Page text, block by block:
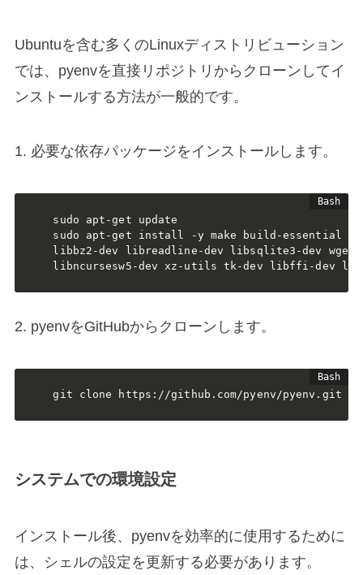
Ubuntuを含む多くのLinuxディストリビューション
では、pyenvを直接リポジトリからクローンしてイ
ンストールする方法が一般的です。
1. 必要な依存パッケージをインストールします。
sudo apt-get update
sudo apt-get install -y make build-essential
libbz2-dev libreadline-dev libsqlite3-dev
libncursesw5-dev xz-utils tk-dev libffi-dev
2. pyenvをGitHubからクローンします。
git clone https://github.com/pyenv/pyenv.git ~/
システムでの環境設定
インストール後、pyenvを効率的に使用するために
は、シェルの設定を更新する必要があります。